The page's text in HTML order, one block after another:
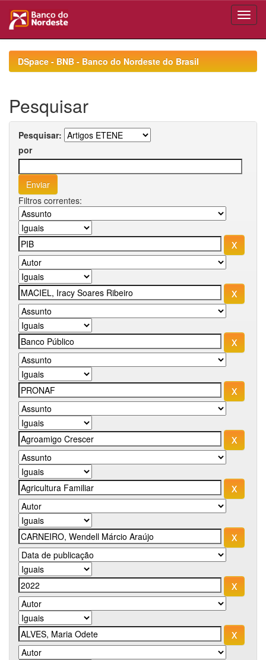
navigationDSpace - BNB - Banco do Nordeste do Brasil
Pesquisar
Pesquisar:
por
Filtros correntes: